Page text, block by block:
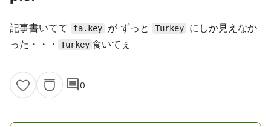
記事書いてて ta.key が ずっと Turkey
にしか見えなか
った・・・
Turkey 食いてぇ
comment0